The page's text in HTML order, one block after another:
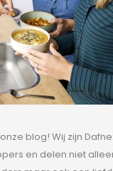
blog! Wij zijn
en delen niet